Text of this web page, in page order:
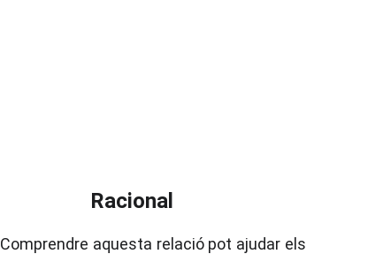
Comprendre aquesta relació pot ajudar els
Racional